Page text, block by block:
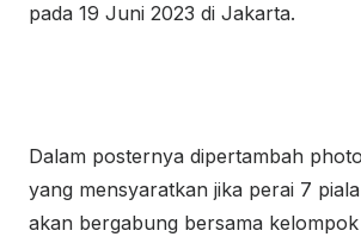
pada 19 Juni 2023 di Jakarta.
Dalam posternya dipertambah
yang mensyaratkan jika perai 7
akan bergabung bersama